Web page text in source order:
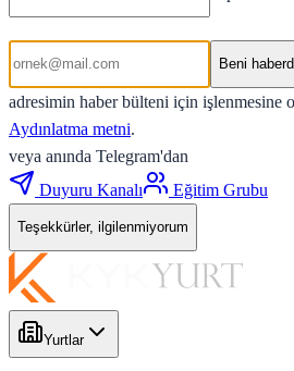
Beni
adresimin haber bülteni için işlenmesine
Aydınlatma metni.
veya anında Telegram'dan
Duyuru Kanalı
Eğitim Grubu
Teşekkürler, ilgilenmiyorum
Yurtlar